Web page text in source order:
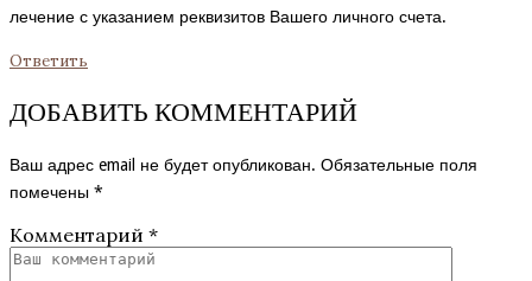
лечение с указанием реквизитов Вашего личного счета.
Ответить
ДОБАВИТЬ КОММЕНТАРИЙ
Ваш адрес email не будет опубликован. Обязательные поля
помечены *
Комментарий *